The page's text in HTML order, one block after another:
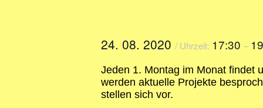
24. 08. 2020 / Uhrzeit: 17:30 –
Jeden 1. Montag im Monat findet
werden aktuelle Projekte
stellen sich vor.